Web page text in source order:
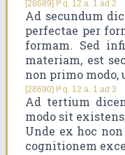
[28689] Iª q. 12 a. 1 ad 2
Ad secundum
perfectae per
formam. Sed
materiam, est
non primo modo,
[28690] Iª q. 12 a. 1 ad 3
Ad tertium
modo sit
Unde ex hoc
cognitionem